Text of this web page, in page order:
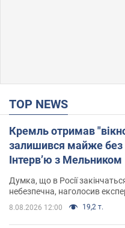
TOP NEWS
Кремль отримав
залишився майже без
Інтерв’ю з Мельником
Думка, що в Росії
небезпечна, наголосив
8.08.2026 12:00 19,2 т.